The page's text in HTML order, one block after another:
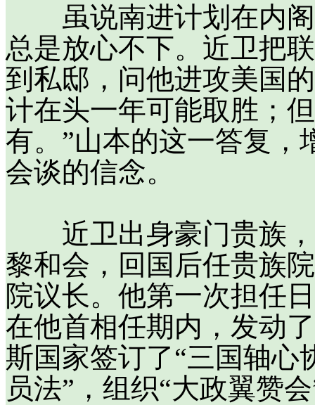
虽说南进计划在内阁
总是放心不下。近卫把
到私邸，问他进攻美国
计在头一年可能取胜；
有。”山本的这一答复，
会谈的信念。
近卫出身豪门贵族，
黎和会，回国后任贵族
院议长。他第一次担任
在他首相任期内，发动
斯国家签订了“三国轴心
员法”，组织“大政翼赞